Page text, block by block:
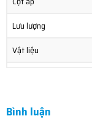
Lưu lượng
Vật liệu
Bình luận